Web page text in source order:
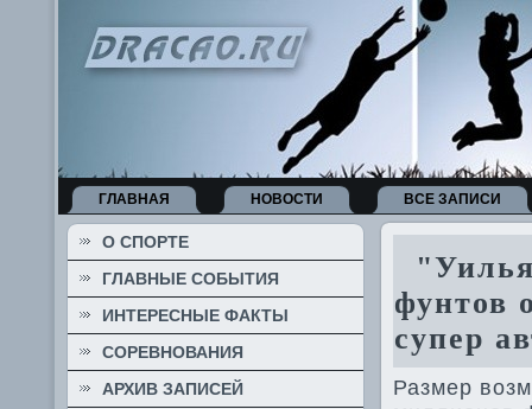
ГЛАВНАЯ НОВОСТИ ВСЕ ЗАПИСИ
О СПОРТЕ
ГЛАВНЫЕ СОБЫТИЯ
ИНТЕРЕСНЫЕ ФАКТЫ
СОРЕВНОВАНИЯ
АРХИВ ЗАПИСЕЙ
фунтов
супер
Размер